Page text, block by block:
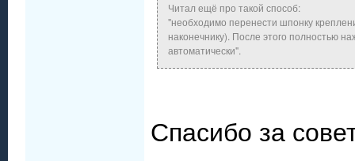
Читал ещё про такой способ:
"необходимо перенести шпонку
наконечнику). После этого полностью
автоматически".
Спасибо за